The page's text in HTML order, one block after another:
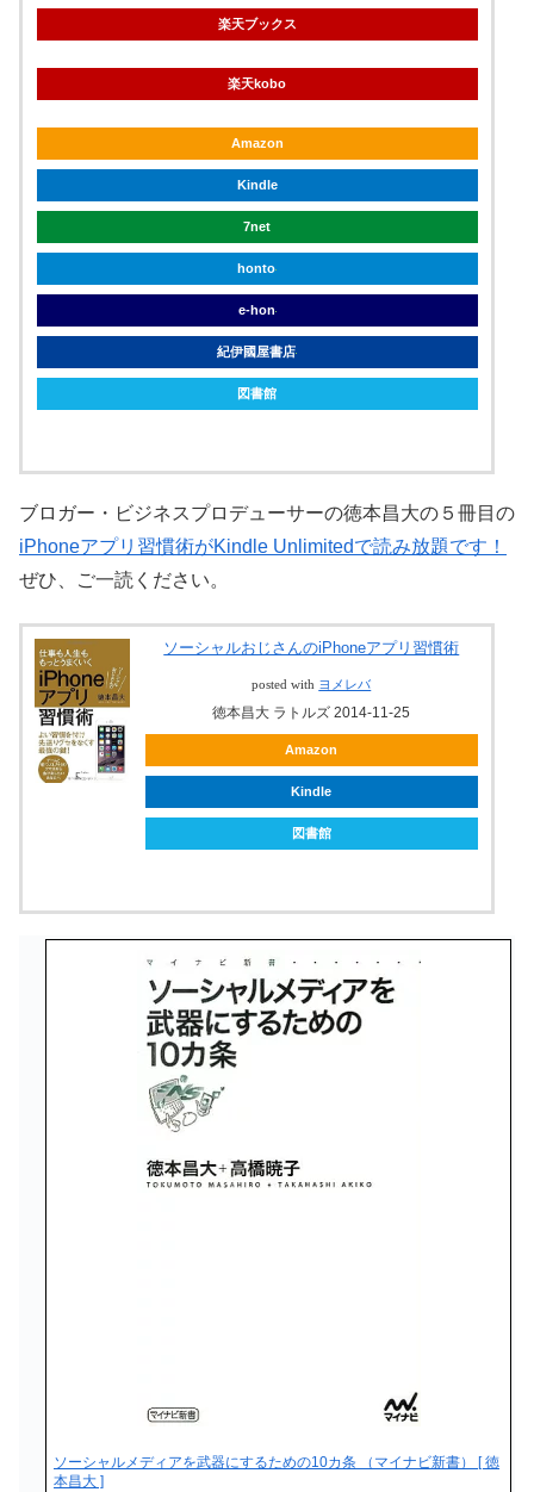
楽天ブックス
楽天kobo
Amazon
Kindle
7net
honto
e-hon
紀伊國屋書店
図書館
ブロガー・ビジネスプロデューサーの徳本昌大の５冊目の
iPhoneアプリ習慣術がKindle Unlimitedで読み放題です！
ぜひ、ご一読ください。
ソーシャルおじさんのiPhoneアプリ習慣術
posted with ヨメレバ
徳本昌大 ラトルズ 2014-11-25
Amazon
Kindle
図書館
ソーシャルメディアを武器にするための10カ条 （マイナビ新書） [ 徳
本昌大 ]